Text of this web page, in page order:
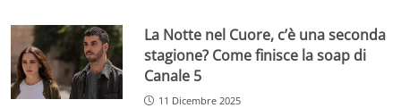
La Notte nel Cuore, c’è una seconda
stagione? Come finisce la soap di
Canale 5
11 Dicembre 2025